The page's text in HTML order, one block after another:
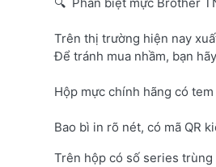
Trên thị trường hiện nay
Để tránh mua nhầm, bạn
Hộp mực chính hãng có
Bao bì in rõ nét, có mã QR
Trên hộp có số series